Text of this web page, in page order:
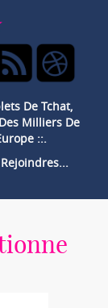
De Tchat,
Milliers De
::.